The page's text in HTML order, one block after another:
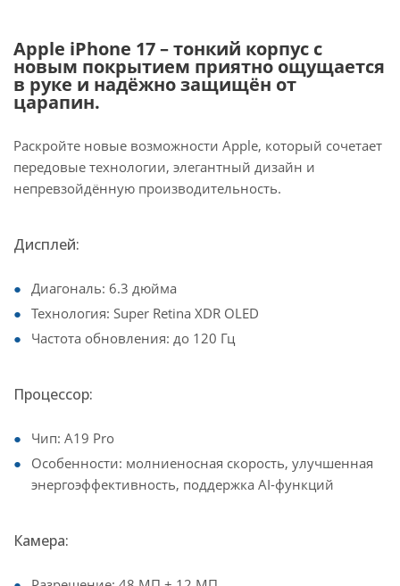
Apple iPhone 17 – тонкий корпус с
новым покрытием приятно ощущается
в руке и надёжно защищён от
царапин.
Раскройте новые возможности Apple, который сочетает
передовые технологии, элегантный дизайн и
непревзойдённую производительность.
Дисплей:
Диагональ: 6.3 дюйма
Технология: Super Retina XDR OLED
Частота обновления: до 120 Гц
Процессор:
Чип: A19 Pro
Особенности: молниеносная скорость, улучшенная
энергоэффективность, поддержка AI-функций
Камера: